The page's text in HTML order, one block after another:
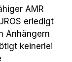
AMR
erledigt
Anhängern
keinerlei